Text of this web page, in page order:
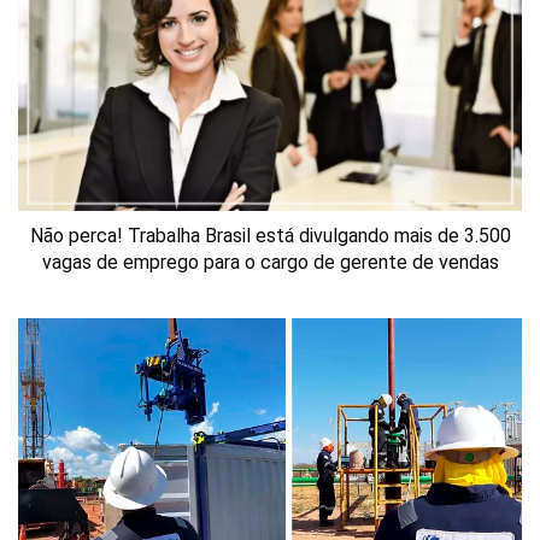
Não perca! Trabalha Brasil está divulgando mais de 3.500
vagas de emprego para o cargo de gerente de vendas